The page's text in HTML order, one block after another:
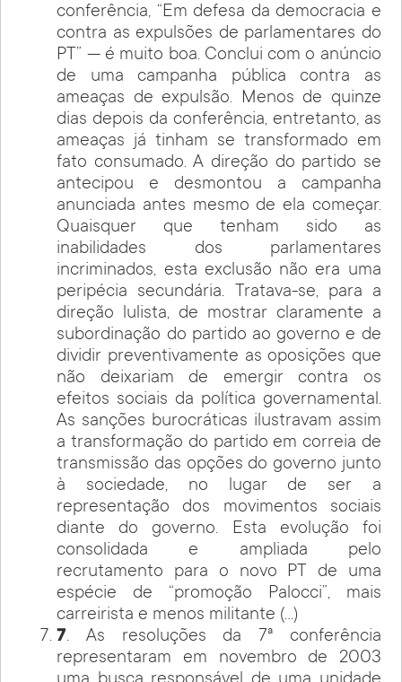
conferência, “Em defesa da democracia e
contra as expulsões de parlamentares do
PT” — é muito boa. Conclui com o anúncio
de uma campanha pública contra as
ameaças de expulsão. Menos de quinze
dias depois da conferência, entretanto, as
ameaças já tinham se transformado em
fato consumado. A direção do partido se
antecipou e desmontou a campanha
anunciada antes mesmo de ela começar.
Quaisquer que tenham sido as
inabilidades dos parlamentares
incriminados, esta exclusão não era uma
peripécia secundária. Tratava-se, para a
direção lulista, de mostrar claramente a
subordinação do partido ao governo e de
dividir preventivamente as oposições que
não deixariam de emergir contra os
efeitos sociais da política governamental.
As sanções burocráticas ilustravam assim
a transformação do partido em correia de
transmissão das opções do governo junto
à sociedade, no lugar de ser a
representação dos movimentos sociais
diante do governo. Esta evolução foi
consolidada e ampliada pelo
recrutamento para o novo PT de uma
espécie de “promoção Palocci”, mais
carreirista e menos militante (…)
7. As resoluções da 7ª conferência
representaram em novembro de 2003